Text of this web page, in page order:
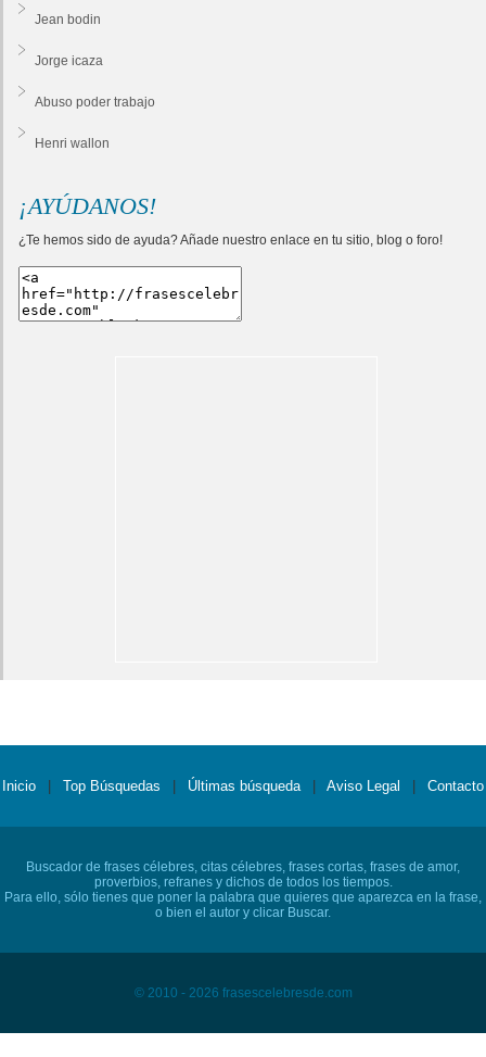
Jean bodin
Jorge icaza
Abuso poder trabajo
Henri wallon
¡AYÚDANOS!
¿Te hemos sido de ayuda? Añade nuestro enlace en tu sitio, blog o foro!
Inicio Top Búsquedas Últimas búsqueda Aviso Legal Contacto
Buscador de frases célebres, citas célebres, frases cortas, frases de amor,
proverbios, refranes y dichos de todos los tiempos.
Para ello, sólo tienes que poner la palabra que quieres que aparezca en la frase,
o bien el autor y clicar Buscar.
© 2010 - 2026 frasescelebresde.com